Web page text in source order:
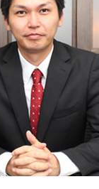
数
審査
金利
限
相談
税理士
理士
税理士
相談
県 税理士
税理士
理士